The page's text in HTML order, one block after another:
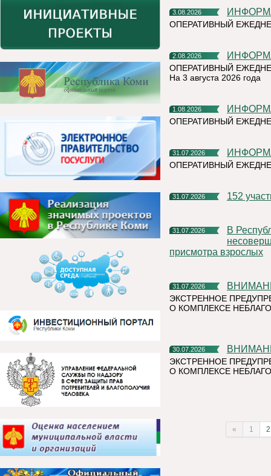
3.08.2026
ОПЕРАТИВНЫЙ
2.08.2026
ОПЕРАТИВНЫЙ
На 3 августа 2026 года
1.08.2026
ОПЕРАТИВНЫЙ
31.07.2026
ОПЕРАТИВНЫЙ
31.07.2026 152
31.07.2026
В Республике Коми участились случаи нахождения и купания
присмотра взрослых
31.07.2026
ЭКСТРЕННОЕ
О КОМПЛЕКСЕ
30.07.2026
ЭКСТРЕННОЕ
О КОМПЛЕКСЕ
« 1 2